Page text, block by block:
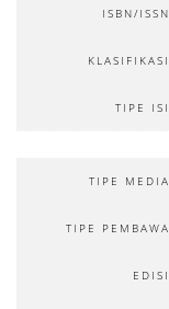
ISBN/ISSN
KLASIFIKASI
TIPE ISI
TIPE MEDIA
TIPE PEMBAWA
EDISI